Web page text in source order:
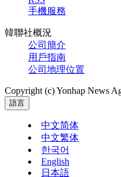
手機服務
韓聯社概況
公司簡介
用戶指南
公司地理位置
Copyright (c) Yonhap News
語言
中文简体
中文繁体
한국어
English
日本語